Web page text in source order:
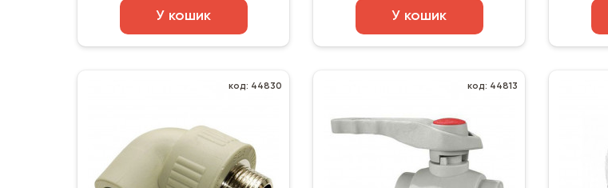
У кошик У кошик
код: 44830 код: 44813